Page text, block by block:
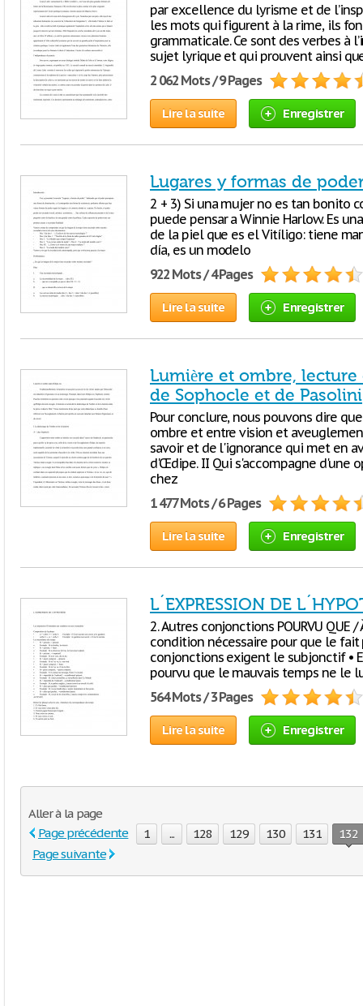
par excellence du lyrisme et de
les mots qui figurent à la rime, ils
grammaticale. Ce sont des verbes à
sujet lyrique et qui prouvent ainsi
2 062 Mots / 9 Pages
Lire la suite Enregistrer
Lugares y formas de
2 + 3) Si una mujer no es tan bonito
puede pensar a Winnie Harlow. Es
de la piel que es el Vitíligo: tiene
día, es un modelo
922 Mots / 4 Pages
Lire la suite Enregistrer
Lumière et ombre,
de Sophocle et de Pasolini
Pour conclure, nous pouvons dire
ombre et entre vision et
savoir et de l'ignorance qui met en
d'Œdipe. II Qui s'accompagne d'une
chez
1 477 Mots / 6 Pages
Lire la suite Enregistrer
L´EXPRESSION DE
2. Autres conjonctions POURVU QUE
condition nécessaire pour que le fait
conjonctions exigent le subjonctif •
pourvu que le mauvais temps ne le
564 Mots / 3 Pages
Lire la suite Enregistrer
Aller à la page
Page précédente
1 ... 128 129 130 131
132
Page suivante